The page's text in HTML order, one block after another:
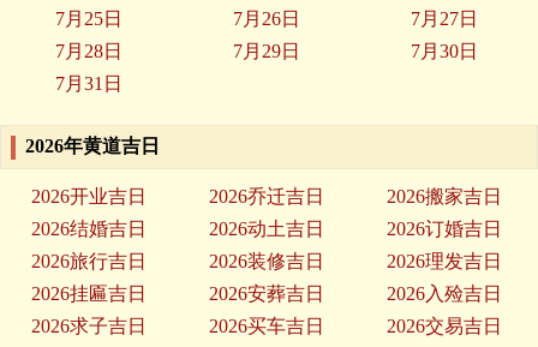
7月25日
7月26日
7月27日
7月28日
7月29日
7月30日
7月31日
2026年黄道吉日
2026开业吉日 2026乔迁吉日
2026搬家吉日
2026结婚吉日
2026动土吉日
2026订婚吉日
2026旅行吉日
2026装修吉日
2026理发吉日
2026挂匾吉日
2026安葬吉日
2026入殓吉日
2026求子吉日
2026买车吉日
2026交易吉日